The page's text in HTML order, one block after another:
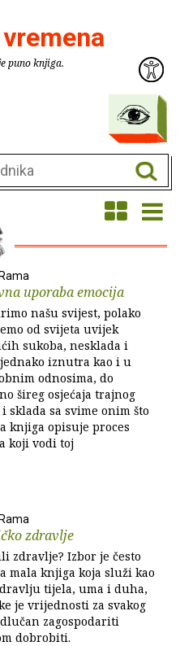
puno knjiga.
uporaba emocija
našu svijest, polako
od svijeta uvijek
sukoba, nesklada i
iznutra kao i u
odnosima, do
šireg osjećaja trajnog
sklada sa svime onim što
knjiga opisuje proces
koji vodi toj
zdravlje
zdravlje? Izbor je često
mala knjiga koja služi kao
tijela, uma i duha,
je vrijednosti za svakog
zagospodariti
dobrobiti.